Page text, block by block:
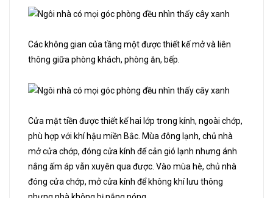
Các không gian của tầng một được thiết kế mở và liên
thông giữa phòng khách, phòng ăn, bếp.
Cửa mặt tiền được thiết kế hai lớp trong kính, ngoài chớp,
phù hợp với khí hậu miền Bắc. Mùa đông lạnh, chủ nhà
mở cửa chớp, đóng cửa kính để cản gió lạnh nhưng ánh
nắng ấm áp vẫn xuyên qua được. Vào mùa hè, chủ nhà
đóng cửa chớp, mở cửa kính để không khí lưu thông